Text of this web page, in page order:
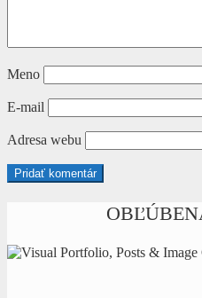
Meno
E-mail
Adresa webu